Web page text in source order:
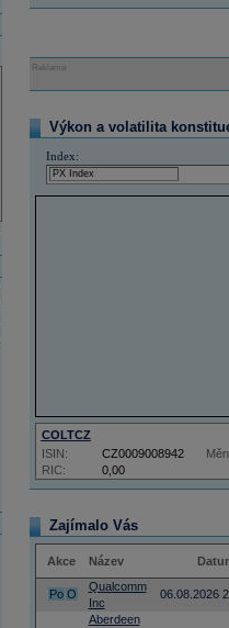
Reklama
Výkon a volatilita
Index:
COLTCZ
RIC: 0,00
ISIN: CZ0009008942
Zajímalo Vás
Akce Název
Po O
Qualcomm
Inc
06.08.2026
Aberdeen